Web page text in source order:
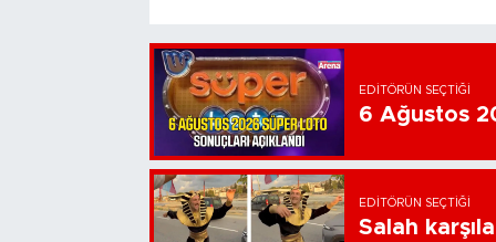
EDITÖRÜN SEÇTIĞI
6 Ağustos
EDITÖRÜN SEÇTIĞI
Salah